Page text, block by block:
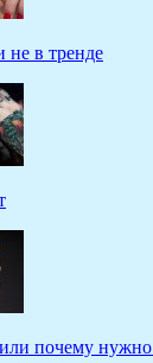
в тренде
почему нужно